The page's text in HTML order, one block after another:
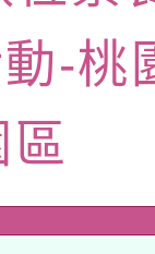
理「
節水達
系列
藝術
巡演
動站研
閱讀
-桃
區